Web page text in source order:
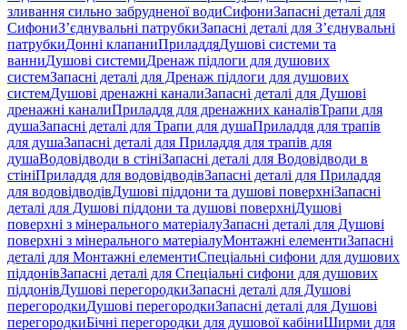
зливання сильно забрудненої водиСифониЗапасні деталі для
СифониЗ’єднувальні патрубкиЗапасні деталі для З’єднувальні
патрубкиДонні клапаниПриладдяДушові системи та
ванниДушові системиДренаж підлоги для душових
системЗапасні деталі для Дренаж підлоги для душових
системДушові дренажні каналиЗапасні деталі для Душові
дренажні каналиПриладдя для дренажних каналівТрапи для
душаЗапасні деталі для Трапи для душаПриладдя для трапів
для душаЗапасні деталі для Приладдя для трапів для
душаВодовідводи в стініЗапасні деталі для Водовідводи в
стініПриладдя для водовідводівЗапасні деталі для Приладдя
для водовідводівДушові піддони та душові поверхніЗапасні
деталі для Душові піддони та душові поверхніДушові
поверхні з мінерального матеріалуЗапасні деталі для Душові
поверхні з мінерального матеріалуМонтажні елементиЗапасні
деталі для Монтажні елементиСпеціальні сифони для душових
піддонівЗапасні деталі для Спеціальні сифони для душових
піддонівДушові перегородкиЗапасні деталі для Душові
перегородкиДушові перегородкиЗапасні деталі для Душові
перегородкиБічні перегородки для душової кабіниШирми для